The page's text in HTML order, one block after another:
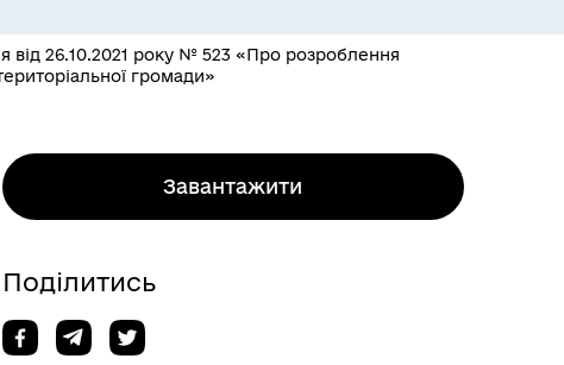
від 26.10.2021 року № 523 «Про розроблення
громади»
Завантажити
Поділитись